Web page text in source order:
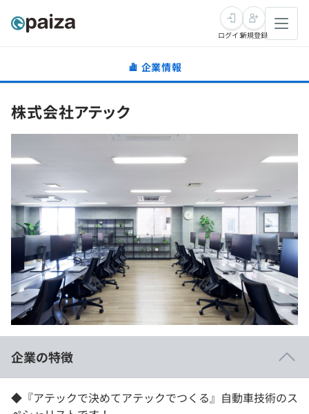
求人検索
転職エージェント
未経験転職
転職成功ガイド
本選考
インターン
新卒エージェント
イベント・セミナー
インタビュー
講座一覧
問題集
4択課題
ナレッジ
プラン
スキルチェック
プログラミング言語
SQL
評価結果一覧
再チャレンジ結果一覧
ゲーム・マンガ
メディア
Tech Team Journal
paiza times
paizaとは？
ログイン新規登録
企業情報
株式会社アテック
企業の特徴
◆『アテックで決めてアテックでつくる』自動車技術のス